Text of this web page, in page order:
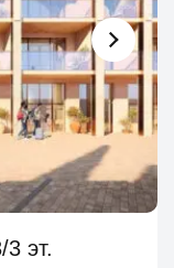
эт.